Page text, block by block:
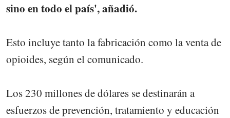
sino en todo el país', añadió.
Esto incluye tanto la fabricación como la venta de
opioides, según el comunicado.
Los 230 millones de dólares se destinarán a
esfuerzos de prevención, tratamiento y educación